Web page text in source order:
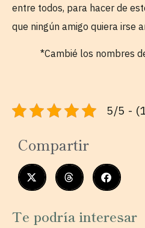
entre todos, para hacer de
que ningún amigo quiera irse
*Cambié los nombres
5/5 -
Compartir
Te podría interesar